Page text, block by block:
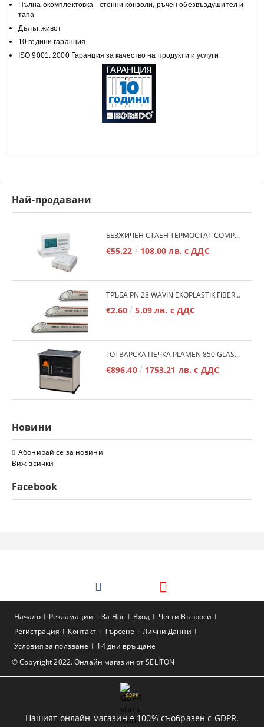
Пълна окомплектовка - стенни конзоли, ръчен обезвъздушител и
тапа
Дълъг живот
10 години гаранция
ISO 9001: 2000 Гаранция за качество на продукти и услуги
Най-продавани
БЕЗЖИЧЕН СТАЕН ТЕРМОСТАТ COMPUTHERM Q7RF
€55.22 108.00 лв. с ДДС
ТРЪБА PN 28 WAVIN EKOPLASTIK FIBER BASALT PLUS - 3М/БР.
€2.60 5.09 лв. с ДДС
ГОТВАРСКА ПЕЧКА PLAMEN 850 GLAS 11KW
€896.40 1753.21 лв. с ДДС
Новини
Абонирай се за новини
Виж всички
Facebook
© Copyright 2022. Онлайн магазин от SELITON
Начало Рекламации За Нас Вход
Чести Въпроси
Регистрация
Контакт Търсене
Лични Данни
Условия за ползване
14 дни връщане
GDPR
Нашият онлайн магазин е 100% съобразен с GDPR.